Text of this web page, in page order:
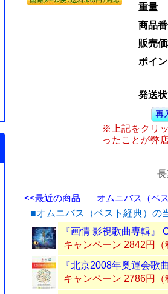
重量
商品
販売
ポイ
発送
※上記をクリ
ったことが弊
<<最近の商品
オムニバス（ベ
■オムニバス（ベスト経典）の
『画情 影視歌曲専輯』
キャンペーン 2842円（
『北京2008年奥運会歌
キャンペーン 2786円（